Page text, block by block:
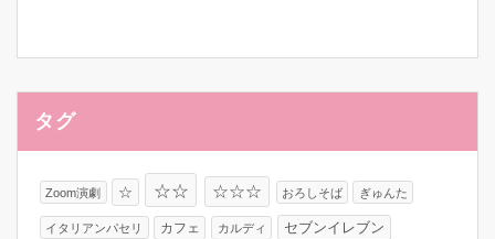
タグ
Zoom演劇 ☆ ☆☆ ☆☆☆ おろしそば ぎゅんた
イタリアンパセリ カフェ カルディ
セブンイレブン